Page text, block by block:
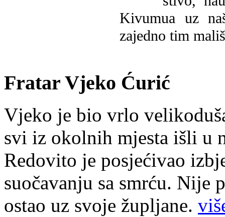
Kivumua uz
zajedno tim
Fratar Vjeko Ćurić
Vjeko je bio vrlo
svi iz okolnih mjesta išli u
Redovito je posjećivao
suočavanju sa smrću. Nije
ostao uz svoje župljane.